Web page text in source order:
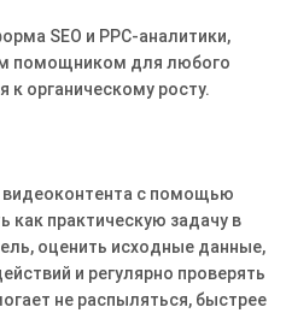
SEO и PPC-аналитики,
помощником для любого
органическому росту.
видеоконтента с помощью
как практическую задачу в
оценить исходные данные,
и регулярно проверять
не распыляться, быстрее